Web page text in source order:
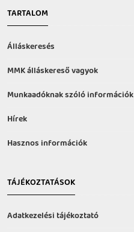
TARTALOM
Álláskeresés
MMK álláskereső vagyok
Munkaadóknak szóló információk
Hírek
Hasznos információk
TÁJÉKOZTATÁSOK
Adatkezelési tájékoztató